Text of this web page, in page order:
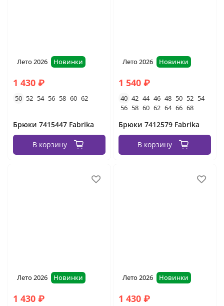
Лето 2026 Новинки
1 430 ₽
50 52 54 56 58 60 62
Брюки 7415447 Fabrika
В корзину
Лето 2026 Новинки
1 540 ₽
40 42 44 46 48 50 52 54
56 58 60 62 64 66 68
Брюки 7412579 Fabrika
В корзину
Лето 2026 Новинки
1 430 ₽
Лето 2026 Новинки
1 430 ₽